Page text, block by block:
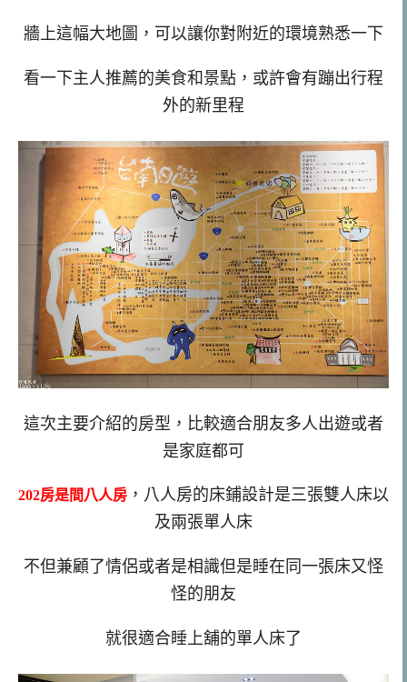
牆上這幅大地圖，可以讓你對附近的環境熟悉一下
看一下主人推薦的美食和景點，或許會有蹦出行程
外的新里程
這次主要介紹的房型，比較適合朋友多人出遊或者
是家庭都可
202房是間八人房 ，八人房的床鋪設計是三張雙人床以
及兩張單人床
不但兼顧了情侶或者是相識但是睡在同一張床又怪
怪的朋友
就很適合睡上舖的單人床了